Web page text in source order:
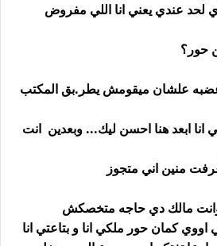
لحد عندي يعني انا اللي مفروض
حور؟
علشان ميقومش يطر.بق المكتب
انا ابعد هنا احسن ليك... وبعدين انت
منين اني متجوز
مالك دي حاجه متخصكش
كمان حور ملكي انا و بتاعتي انا